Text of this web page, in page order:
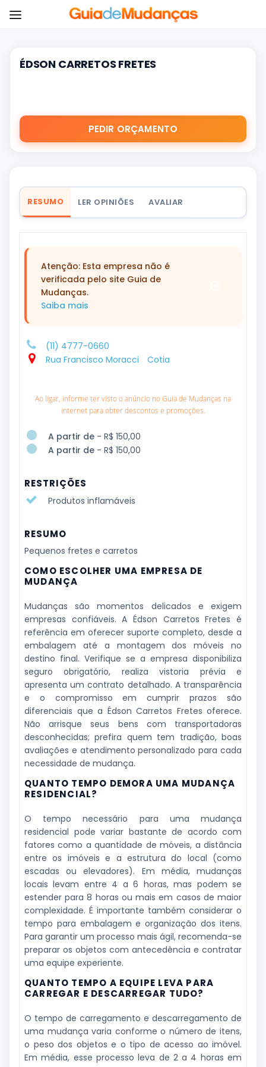
ÉDSON CARRETOS FRETES
PEDIR ORÇAMENTO
RESUMO LER OPINIÕES AVALIAR
Atenção: Esta empresa não é
verificada pelo site Guia de
Mudanças.
Saiba mais
(11) 4777-0660
Rua Francisco Moracci
Cotia
Ao ligar, informe ter visto o anúncio no Guia de Mudanças na
internet para obter descontos e promoções.
A partir de - R$ 150,00
A partir de - R$ 150,00
RESTRIÇÕES
Produtos inflamáveis
RESUMO
Pequenos fretes e carretos
COMO ESCOLHER UMA EMPRESA DE
MUDANÇA
Mudanças são momentos delicados e exigem
empresas confiáveis. A Édson Carretos Fretes é
referência em oferecer suporte completo, desde a
embalagem até a montagem dos móveis no
destino final. Verifique se a empresa disponibiliza
seguro obrigatório, realiza vistoria prévia e
apresenta um contrato detalhado. A transparência
e o compromisso em cumprir prazos são
diferenciais que a Édson Carretos Fretes oferece.
Não arrisque seus bens com transportadoras
desconhecidas; prefira quem tem tradição, boas
avaliações e atendimento personalizado para cada
necessidade de mudança.
QUANTO TEMPO DEMORA UMA MUDANÇA
RESIDENCIAL?
O tempo necessário para uma mudança
residencial pode variar bastante de acordo com
fatores como a quantidade de móveis, a distância
entre os imóveis e a estrutura do local (como
escadas ou elevadores). Em média, mudanças
locais levam entre 4 a 6 horas, mas podem se
estender para 8 horas ou mais em casos de maior
complexidade. É importante também considerar o
tempo para embalagem e organização dos itens.
Para garantir um processo mais ágil, recomenda-se
preparar os objetos com antecedência e contratar
uma equipe experiente.
QUANTO TEMPO A EQUIPE LEVA PARA
CARREGAR E DESCARREGAR TUDO?
O tempo de carregamento e descarregamento de
uma mudança varia conforme o número de itens,
o peso dos objetos e o tipo de acesso ao imóvel.
Em média, esse processo leva de 2 a 4 horas em